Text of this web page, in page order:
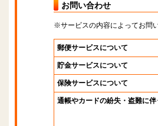
お問い合わせ
※サービスの内容によってお問
郵便サービスについて
貯金サービスについて
保険サービスについて
通帳やカードの紛失・盗難に